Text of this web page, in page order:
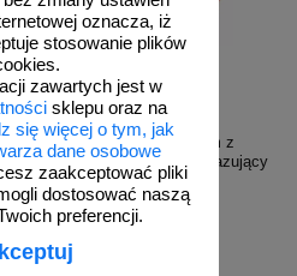
oznacza, iż
stosowanie plików
zawartych jest w
sklepu oraz na
się więcej o tym, jak
dane osobowe
zaakceptować pliki
dostosować naszą
preferencji.
GAP014
Zakaz wstępu osobom z
implantami - znak bhp zakazujący
- GAP014